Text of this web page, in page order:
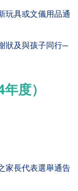
玩具或文儀用品通
狀及與孩子同行─
度）
家長代表選舉通告